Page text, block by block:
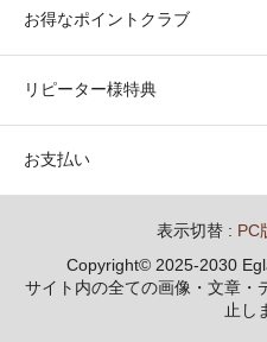
お得なポイントクラブ
リピーター様特典
お支払い
表示切替 : PC
Copyright© 2025-2030
サイト内の全ての画像・文章・
止し